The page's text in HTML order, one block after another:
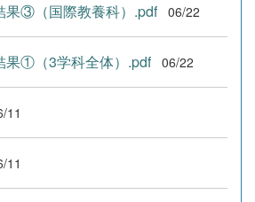
果③（国際教養科）.pdf 06/22
果①（3学科全体）.pdf 06/22
11
11